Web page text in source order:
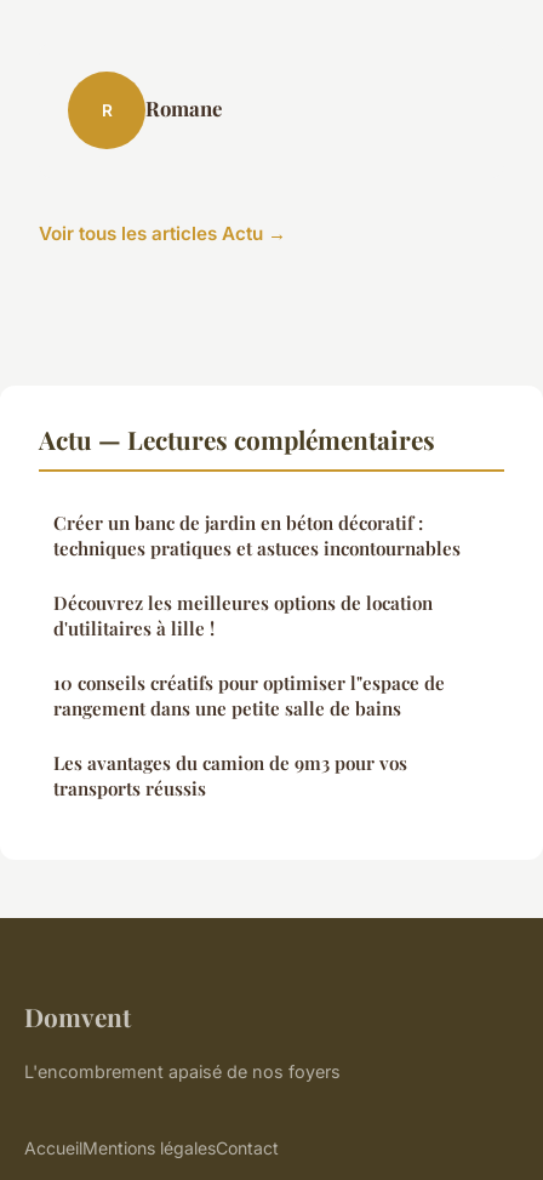
R Romane
Voir tous les articles Actu →
Actu — Lectures complémentaires
Créer un banc de jardin en béton décoratif :
techniques pratiques et astuces incontournables
Découvrez les meilleures options de location
d'utilitaires à lille !
10 conseils créatifs pour optimiser l"espace de
rangement dans une petite salle de bains
Les avantages du camion de 9m3 pour vos
transports réussis
Domvent
L'encombrement apaisé de nos foyers
AccueilMentions légalesContact